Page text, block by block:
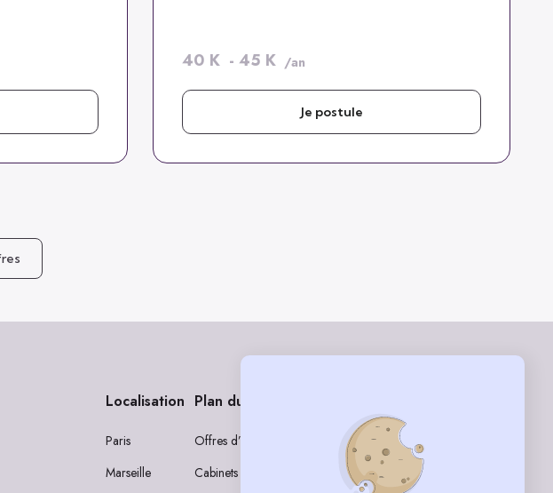
40 K - 45 K /an
Je postule
Localisation
Paris
Marseille
Plan du site
Offres d’emploi
Cabinets
LinkedIn
Instagram